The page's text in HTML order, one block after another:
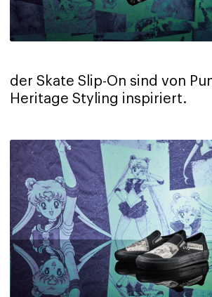
der Skate Slip-On sind von
Heritage Styling inspiriert.